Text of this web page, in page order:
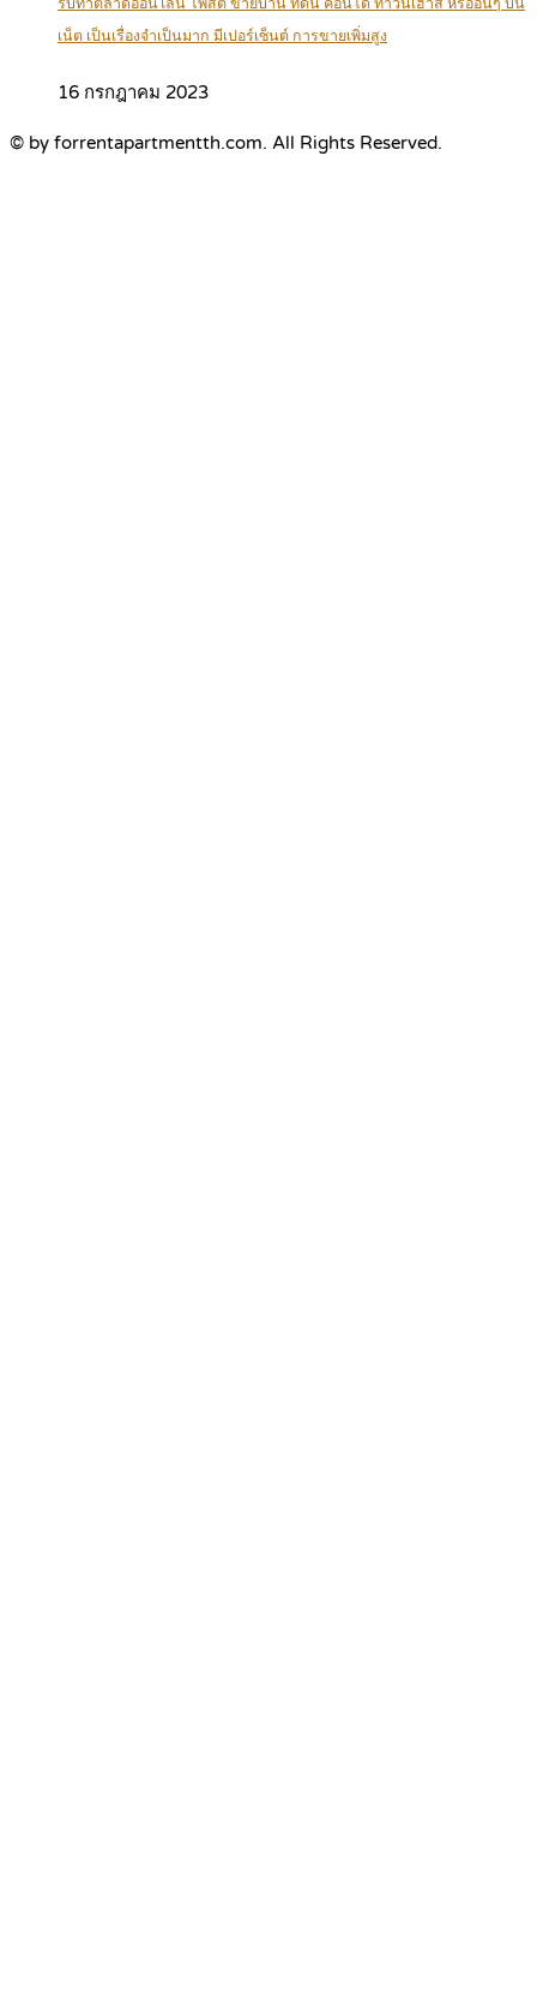
รับทำตลาดออนไลน์ โพสต์ ขายบ้าน ที่ดิน คอนโด ทาวน์เฮ้าส์ หรืออื่นๆ บน
เน็ต เป็นเรื่องจำเป็นมาก มีเปอร์เซ็นต์ การขายเพิ่มสูง
16 กรกฎาคม 2023
© by forrentapartmentth.com. All Rights Reserved.